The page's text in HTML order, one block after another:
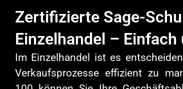
Zertifizierte Sage-
Einzelhandel –
Im Einzelhandel ist es
Verkaufsprozesse effizient zu